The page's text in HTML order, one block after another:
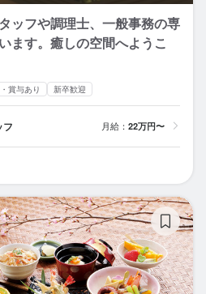
ッフや調理士、一般事務の専
ます。癒しの空間へようこ
賞与あり 新卒歓迎
フ 月給： 22万円〜